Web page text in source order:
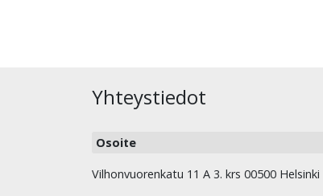
Yhteystiedot
Osoite
Vilhonvuorenkatu 11 A 3. krs 00500 Helsinki